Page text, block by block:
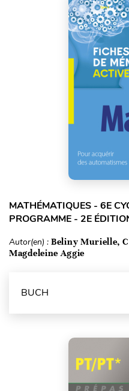
MATHÉMATIQUES - 6E
PROGRAMME - 2E
Autor(en) : Beliny Murielle,
Magdeleine Aggie
BUCH